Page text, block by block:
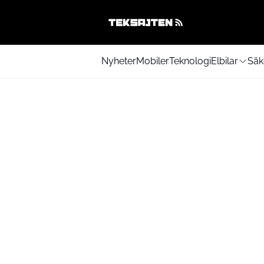
NyheterMobilerTeknologiElbilar